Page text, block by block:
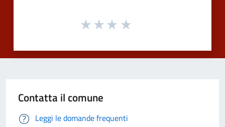
Contatta il comune
Leggi le domande frequenti